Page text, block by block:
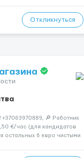
предложение для тебя! 🔹
Откликнуться
+37063970889, 🔎 Работник
€/час (для кандидатов
остальных 6 евро чистыми